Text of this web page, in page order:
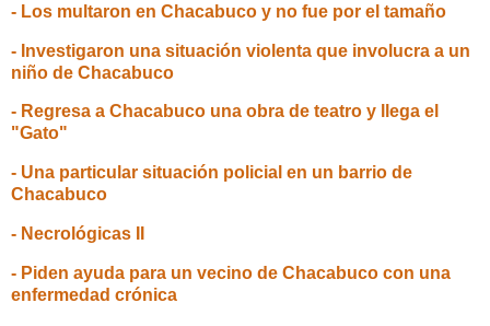
- Los multaron en Chacabuco y no fue por el tamaño
- Investigaron una situación violenta que involucra a un
niño de Chacabuco
- Regresa a Chacabuco una obra de teatro y llega el
"Gato"
- Una particular situación policial en un barrio de
Chacabuco
- Necrológicas II
- Piden ayuda para un vecino de Chacabuco con una
enfermedad crónica